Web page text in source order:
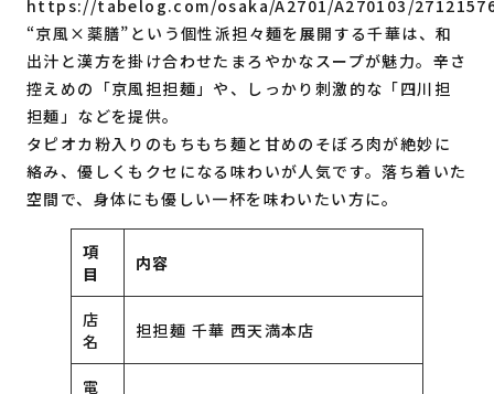
https://tabelog.com/osaka/A2701/A270103/
“京風×薬膳”という個性派担々麺を展開する千華は、和
出汁と漢方を掛け合わせたまろやかなスープが魅力。辛さ
控えめの「京風担担麺」や、しっかり刺激的な「四川担
担麺」などを提供。
タピオカ粉入りのもちもち麺と甘めのそぼろ肉が絶妙に
絡み、優しくもクセになる味わいが人気です。落ち着いた
空間で、身体にも優しい一杯を味わいたい方に。
項
目
内容
店
名
担担麺 千華 西天満本店
電